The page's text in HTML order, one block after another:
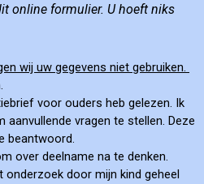
online formulier. U hoeft niks
wij uw gegevens niet gebruiken.
voor ouders heb gelezen. Ik
aanvullende vragen te stellen. Deze
beantwoord.
over deelname na te denken.
onderzoek door mijn kind geheel